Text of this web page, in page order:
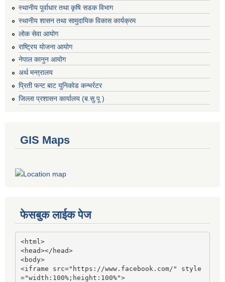
स्थानीय पूर्वाधार तथा कृषि सडक विभाग
स्थानीय शासन तथा सामुदायिक विकास कार्यक्रम
लोक सेवा आयोग
राष्ट्रिय योजना आयोग
नेपाल कानुन आयोग
अर्थ मन्त्रालय
प्रिती फन्ट बाट युनिकोड कन्भर्रटर
जिल्ला प्रशासन कार्यालय (ब.सु.पू )
GIS Maps
फेसबुक लाईक पेज
<html>
<head></head>
<body>
<iframe src="https://www.facebook.com/" style
="width:100%;height:100%">